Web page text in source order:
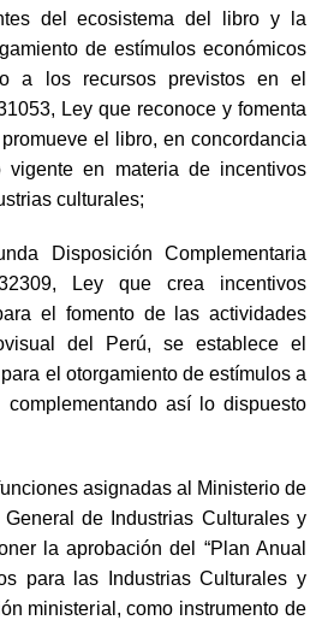
del ecosistema del libro y la
de estímulos económicos
a los recursos previstos en el
Ley que reconoce y fomenta
el libro, en concordancia
vigente en materia de incentivos
culturales;
Disposición Complementaria
Ley que crea incentivos
el fomento de las actividades
del Perú, se establece el
el otorgamiento de estímulos a
complementando así lo dispuesto
asignadas al Ministerio de
de Industrias Culturales y
la aprobación del “Plan Anual
para las Industrias Culturales y
ministerial, como instrumento de